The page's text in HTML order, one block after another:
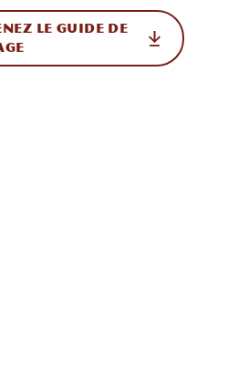
LE GUIDE DE